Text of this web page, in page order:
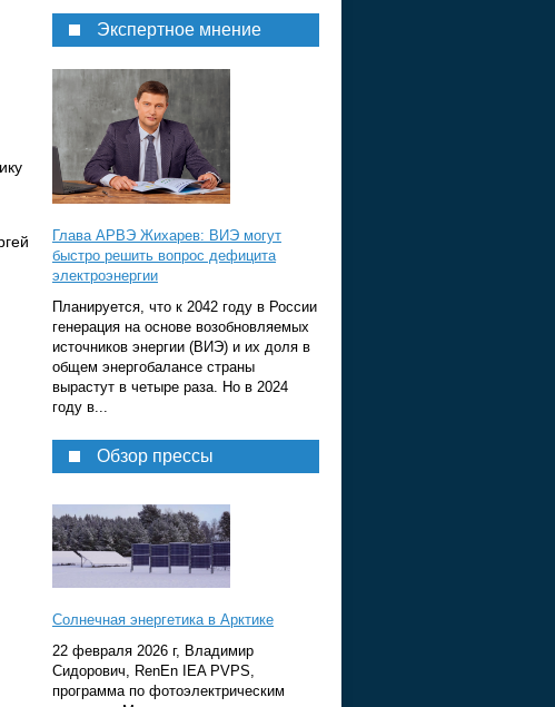
Экспертное мнение
Глава АРВЭ Жихарев: ВИЭ могут
быстро решить вопрос дефицита
электроэнергии
Планируется, что к 2042 году в России
генерация на основе возобновляемых
источников энергии (ВИЭ) и их доля в
общем энергобалансе страны
вырастут в четыре раза. Но в 2024
году в...
Обзор прессы
Солнечная энергетика в Арктике
22 февраля 2026 г, Владимир
Сидорович, RenEn IEA PVPS,
программа по фотоэлектрическим